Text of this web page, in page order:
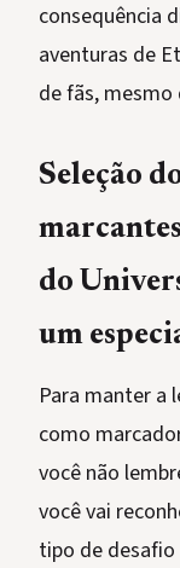
consequência
aventuras de
de fãs, mesmo
Seleção
do
um
Para manter a
como
você não
você vai
tipo de desafio